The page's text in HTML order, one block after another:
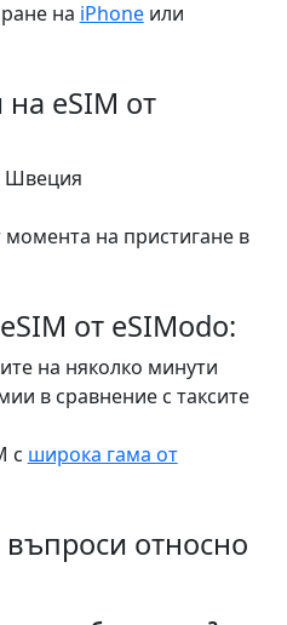
на iPhoneили
на eSIM от
Швеция
момента на пристигане в
от eSIModo:
на няколко минути
в сравнение с таксите
с широка гама от
относно